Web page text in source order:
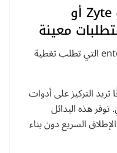
متى تكون Oxylabs أو Zyte أو
مفيدة لمشاريع enterprise التي تطلب تغطية
التركيز على أدوات
توفر هذه البدائل
السريع دون بناء